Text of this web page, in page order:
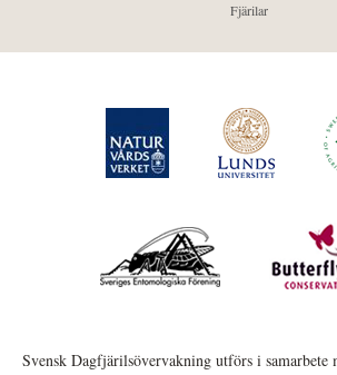
Fjärilar
Svensk Dagfjärilsövervakning utförs i samarbete